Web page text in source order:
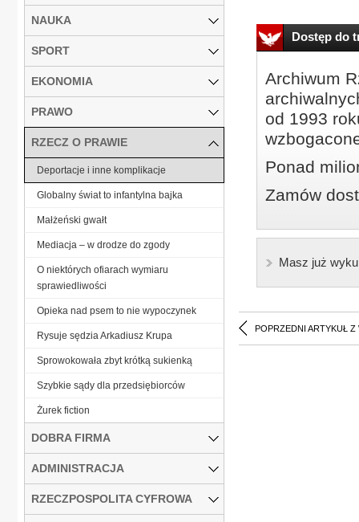
Dostęp do
Archiwum
od 1993
Ponad
Zamów
Masz już
POPRZEDNI ARTYKUŁ Z
NAUKA
SPORT
EKONOMIA
PRAWO
RZECZ O PRAWIE
Deportacje i inne komplikacje
Globalny świat to infantylna bajka
Małżeński gwałt
Mediacja – w drodze do zgody
O niektórych ofiarach wymiaru
sprawiedliwości
Opieka nad psem to nie wypoczynek
Rysuje sędzia Arkadiusz Krupa
Sprowokowała zbyt krótką sukienką
Szybkie sądy dla przedsiębiorców
Żurek fiction
DOBRA FIRMA
ADMINISTRACJA
RZECZPOSPOLITA CYFROWA